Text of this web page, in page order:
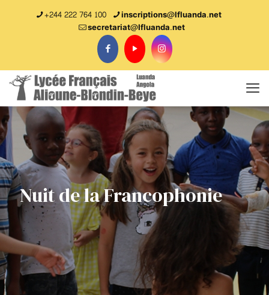
+244 222 764 100
inscriptions@lfluanda.net
secretariat@Ifluanda.net
Nuit de la Francophonie